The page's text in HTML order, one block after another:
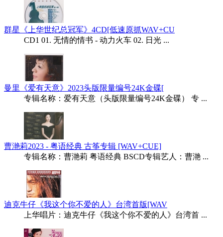
群星《上华世纪总冠军》4CD[低速原抓WAV+CU
CD1 01. 无情的情书 - 动力火车 02. 日光 ...
曼里《爱有天意》2023头版限量编号24K金碟[
专辑名称：爱有天意（头版限量编号24K金碟） 专 ...
曹滟莉2023 - 粤语经典 古筝专辑 [WAV+CUE]
专辑名称：曹滟莉 粤语经典 BSCD专辑艺人：曹滟 ...
迪克牛仔《我这个你不爱的人》台湾首版[WAV
上华唱片：迪克牛仔《我这个你不爱的人》台湾首 ...